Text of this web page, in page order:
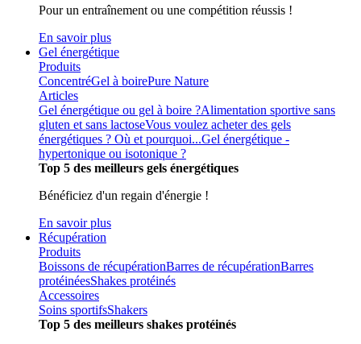
Pour un entraînement ou une compétition réussis !
En savoir plus
Gel énergétique
Produits
ConcentréGel à boirePure Nature
Articles
Gel énergétique ou gel à boire ?Alimentation sportive sans
gluten et sans lactoseVous voulez acheter des gels
énergétiques ? Où et pourquoi...Gel énergétique -
hypertonique ou isotonique ?
Top 5 des meilleurs gels énergétiques
Bénéficiez d'un regain d'énergie !
En savoir plus
Récupération
Produits
Boissons de récupérationBarres de récupérationBarres
protéinéesShakes protéinés
Accessoires
Soins sportifsShakers
Top 5 des meilleurs shakes protéinés